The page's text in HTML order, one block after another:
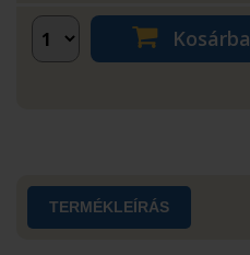
Kosárba
TERMÉKLEÍRÁS